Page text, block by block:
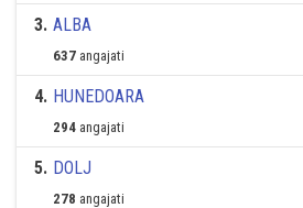
3. ALBA
637 angajati
4. HUNEDOARA
294 angajati
5. DOLJ
278 angajati